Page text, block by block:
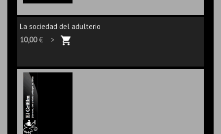
La sociedad del adulterio
10,00€ >